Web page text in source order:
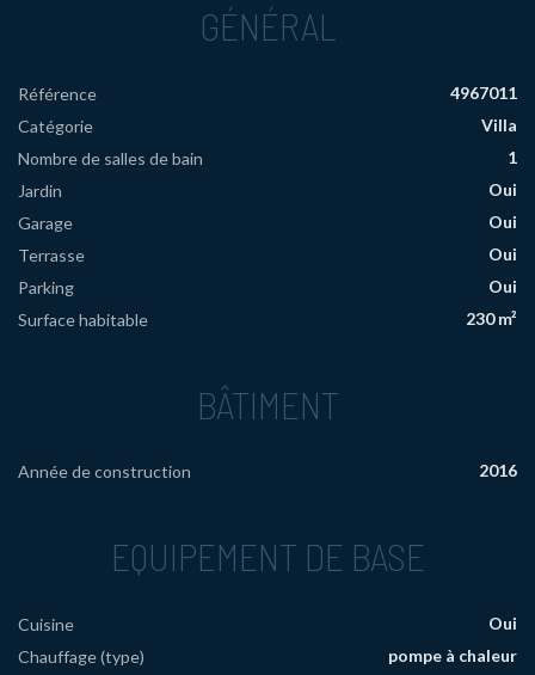
GÉNÉRAL
Référence
4967011
Catégorie
Villa
Nombre de salles de bain
1
Jardin
Oui
Garage
Oui
Terrasse
Oui
Parking
Oui
Surface habitable
230 m²
BÂTIMENT
Année de construction 2016
EQUIPEMENT DE BASE
Cuisine
Oui
Chauffage (type)
pompe à chaleur